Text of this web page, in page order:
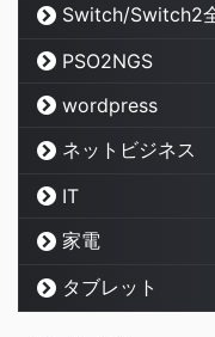
Switch/Switch2
PSO2NGS
wordpress
ネットビジネス
IT
家電
タブレット